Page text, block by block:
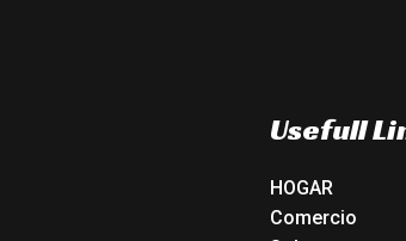
Usefull
HOGAR
Comercio